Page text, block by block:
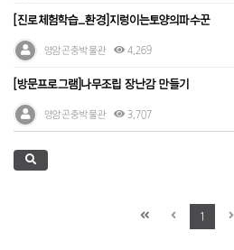
[진로체험학습_환경]지렁이는토양의파수꾼
영암곤충박물관 4,269
[방문프로그램]나무조립 장난감 만들기
영암곤충박물관 3,707
1